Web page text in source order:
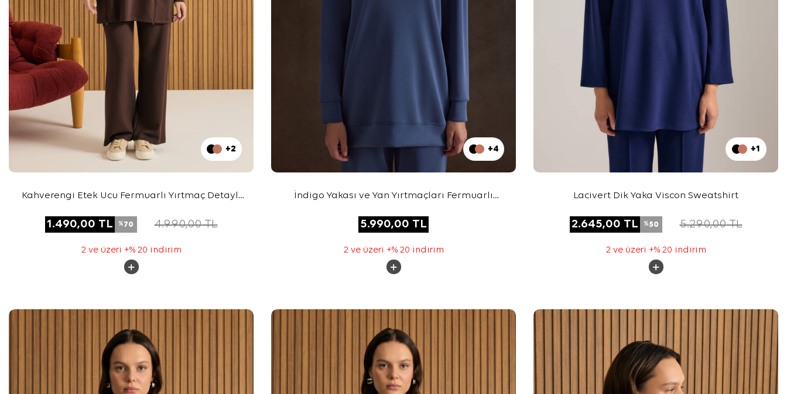
+2
Kahverengi Etek Ucu Fermuarlı Yırtmaç Detaylı
1.490,00 TL %70 4.990,00TL
2 ve üzeri +% 20 indirim
+4
İndigo Yakası ve Yan Yırtmaçları Fermuarlı
5.990,00 TL
2 ve üzeri +% 20 indirim
+1
Lacivert Dik Yaka Viscon Sweatshirt
2.645,00 TL %50 5.290,00TL
2 ve üzeri +% 20 indirim